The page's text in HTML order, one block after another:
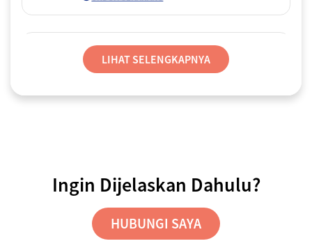
Panduan Lengkap Pembelian
UNDUH SEKARANG
Panduan Klaim Offline – Aplikasi
LIHAT SELENGKAPNYA
Ingin Dijelaskan Dahulu?
HUBUNGI SAYA